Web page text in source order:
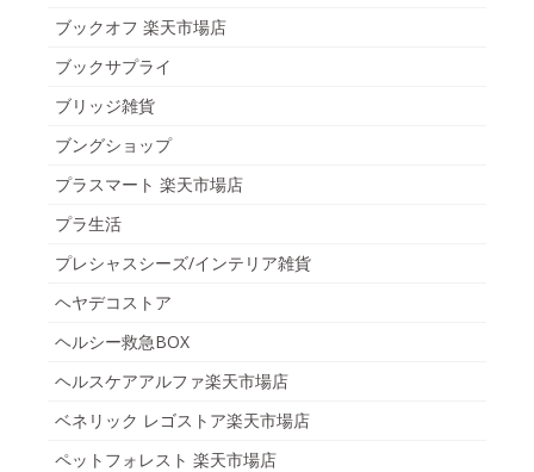
ブックオフ 楽天市場店
ブックサプライ
ブリッジ雑貨
ブングショップ
プラスマート 楽天市場店
プラ生活
プレシャスシーズ/インテリア雑貨
ヘヤデコストア
ヘルシー救急BOX
ヘルスケアアルファ楽天市場店
ベネリック レゴストア楽天市場店
ペットフォレスト 楽天市場店